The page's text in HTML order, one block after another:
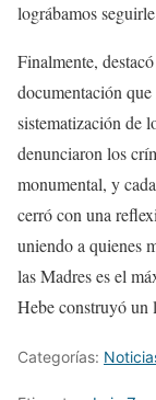
lográbamos
Finalmente,
documentación
sistematización de
denunciaron los
monumental, y
cerró con una
uniendo a quienes
las Madres es el
Hebe construyó un
Categorías: